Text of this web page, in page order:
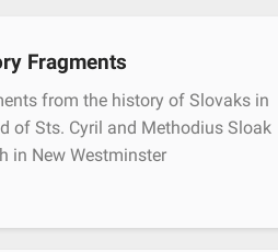
Fragments
from the history of Slovaks in
of Sts. Cyril and Methodius Sloak
in New Westminster